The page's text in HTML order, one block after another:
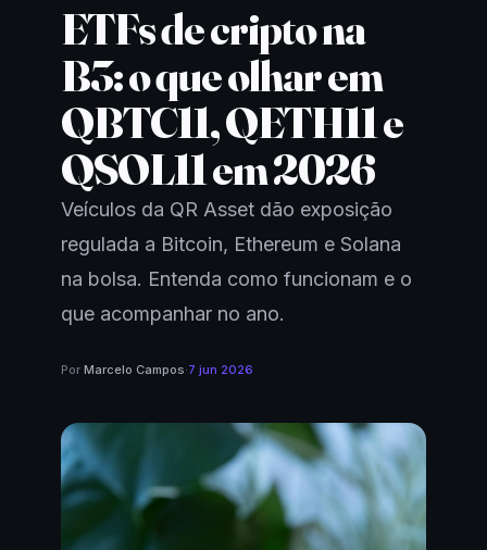
ETFs de cripto na
B3: o que olhar em
QBTC11, QETH11 e
QSOL11 em 2026
Veículos da QR Asset dão exposição
regulada a Bitcoin, Ethereum e Solana
na bolsa. Entenda como funcionam e o
que acompanhar no ano.
Por Marcelo Campos·7 jun 2026